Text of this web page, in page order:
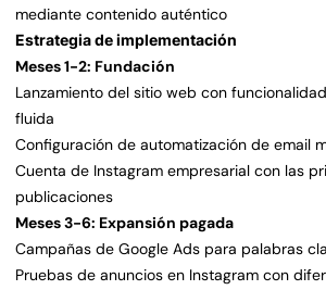
mediante contenido auténtico
Estrategia de implementación
Meses 1-2: Fundación
Lanzamiento del sitio web con
fluida
Configuración de automatización de email
Cuenta de Instagram empresarial con las
publicaciones
Meses 3-6: Expansión pagada
Campañas de Google Ads para palabras
Pruebas de anuncios en Instagram con